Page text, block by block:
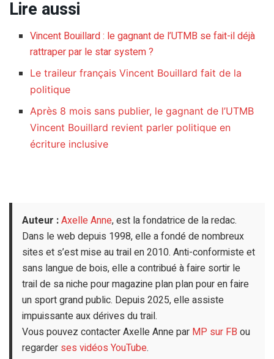
Lire aussi
Vincent Bouillard : le gagnant de l’UTMB se fait-il déjà
rattraper par le star system ?
Le traileur français Vincent Bouillard fait de la
politique
Après 8 mois sans publier, le gagnant de l’UTMB
Vincent Bouillard revient parler politique en
écriture inclusive
Auteur :Axelle Anne, est la fondatrice de la redac.
Dans le web depuis 1998, elle a fondé de nombreux
sites et s’est mise au trail en 2010. Anti-conformiste et
sans langue de bois, elle a contribué à faire sortir le
trail de sa niche pour magazine plan plan pour en faire
un sport grand public. Depuis 2025, elle assiste
impuissante aux dérives du trail.
Vous pouvez contacter Axelle Anne par MP sur FB ou
regarder ses vidéos YouTube.